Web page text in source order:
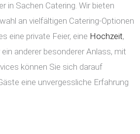
in Sachen Catering. Wir bieten
an vielfältigen Catering-Optionen
eine private Feier, eine Hochzeit,
anderer besonderer Anlass, mit
können Sie sich darauf
eine unvergessliche Erfahrung